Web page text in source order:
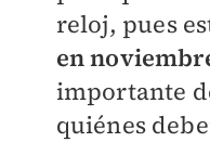
reloj, pues
en
importante
quiénes